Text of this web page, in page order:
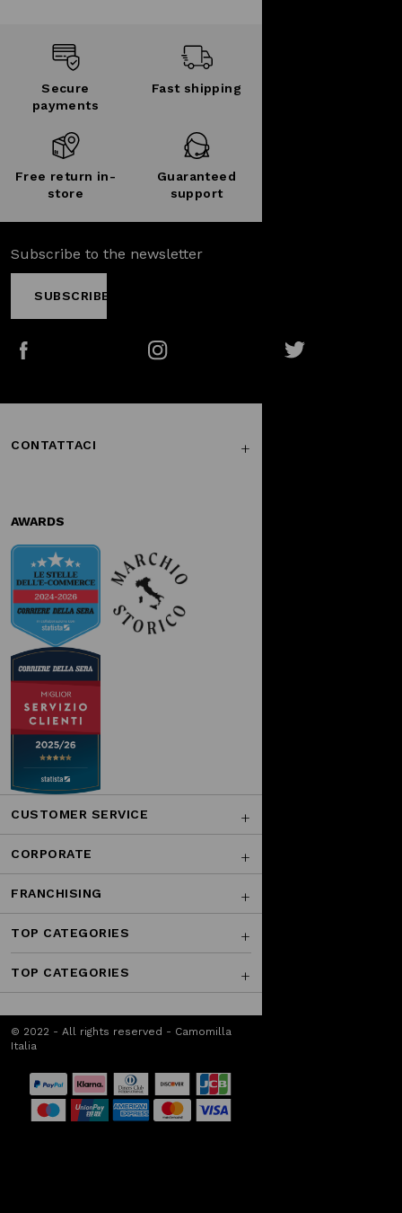
Secure
payments
Fast shipping
Free return in-
store
Guaranteed
support
Subscribe to the newsletter
SUBSCRIBE
CONTATTACI
AWARDS
CUSTOMER SERVICE
CORPORATE
FRANCHISING
TOP CATEGORIES
TOP CATEGORIES
© 2022 - All rights reserved - Camomilla
Italia